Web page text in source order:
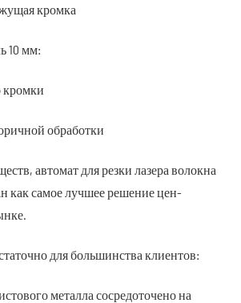
кромка
10 мм:
кромки
обработки
автомат для резки лазера волокна
как самое лучшее решение цен-
для большинства клиентов:
металла сосредоточено на